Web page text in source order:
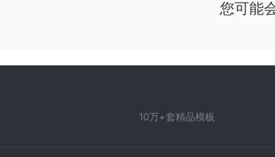
您可能
10万+套精品模板